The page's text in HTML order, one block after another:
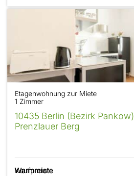
Kaufpreis
Warmmiete
Warmmiete
Warmmiete
Etagenwohnung zur Miete
1 Zimmer
10435 Berlin (Bezirk Pankow)
Prenzlauer Berg
Warmmiete